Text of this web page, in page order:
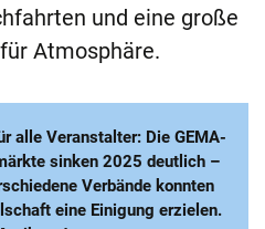
und eine große
Atmosphäre.
alle Veranstalter: Die GEMA-
sinken 2025 deutlich –
Verbände konnten
eine Einigung erzielen.